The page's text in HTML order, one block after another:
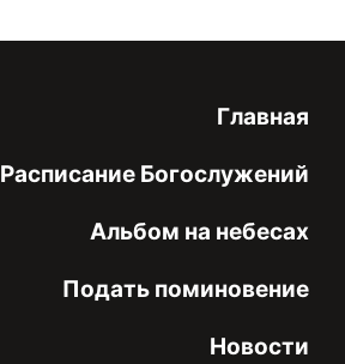
Главная
Расписание Богослужений
Альбом на небесах
Подать поминовение
Новости